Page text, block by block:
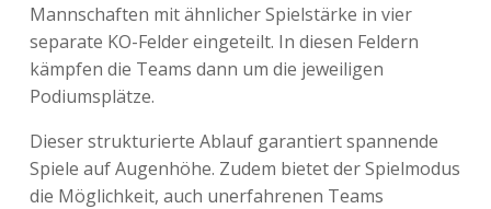
Mannschaften mit ähnlicher Spielstärke in vier
separate KO-Felder eingeteilt. In diesen Feldern
kämpfen die Teams dann um die jeweiligen
Podiumsplätze.
Dieser strukturierte Ablauf garantiert spannende
Spiele auf Augenhöhe. Zudem bietet der Spielmodus
die Möglichkeit, auch unerfahrenen Teams